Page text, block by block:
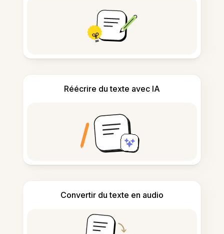
Réécrire du texte avec IA
Convertir du texte en audio